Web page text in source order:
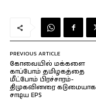
PREVIOUS ARTICLE
கோவையில் மக்களை
காப்போம் தமிழகத்தை
மீட்போம் பிரச்சாரம்-
திமுகவினரை கடுமையாக
சாடிய EPS